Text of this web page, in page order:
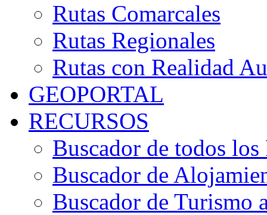
Rutas Comarcales
Rutas Regionales
Rutas con Realidad
GEOPORTAL
RECURSOS
Buscador de todos los
Buscador de
Buscador de Turismo